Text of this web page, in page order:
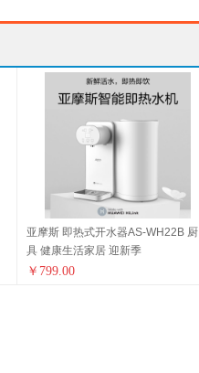
亚摩斯 即热式开水器AS-WH22B 厨
具 健康生活家居 迎新季
￥ 799.00